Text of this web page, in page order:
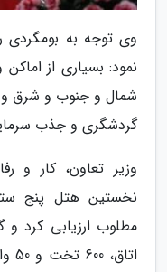
وی توجه به بومگردی
نمود: بسیاری از
شمال و جنوب و شرق و
گردشگری و جذب
وزیر تعاون، کار و
نخستین هتل پنج